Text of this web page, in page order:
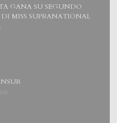
GANA SU SEGUNDO
MISS SUPRANATIONAL